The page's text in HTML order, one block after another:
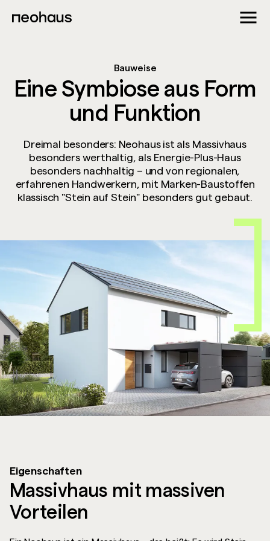
Bauweise
Eine Symbiose aus Form
und Funktion
Dreimal besonders: Neohaus ist als Massivhaus
besonders werthaltig, als Energie-Plus-Haus
besonders nachhaltig – und von regionalen,
erfahrenen Handwerkern, mit Marken-Baustoffen
klassisch "Stein auf Stein" besonders gut gebaut.
Eigenschaften
Massivhaus mit massiven
Vorteilen